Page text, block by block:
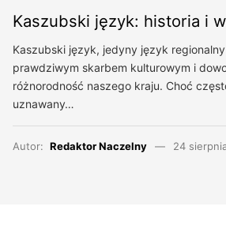
Kaszubski język: historia i
Kaszubski język, jedyny język
prawdziwym skarbem kulturowym i
różnorodność naszego kraju. Choć
uznawany…
Autor: Redaktor Naczelny 24